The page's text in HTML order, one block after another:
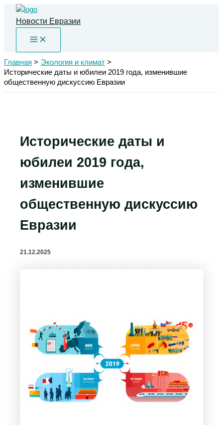
Перейти
содержимому
Новости Евразии
Главная
Экология и климат
Исторические даты и юбилеи 2019 года, изменившие
общественную дискуссию Евразии
Исторические даты и
юбилеи 2019 года,
изменившие
общественную дискуссию
Евразии
21.12.2025